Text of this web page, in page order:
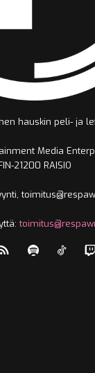
hauskin peli- ja
Media
21200 RAISIO